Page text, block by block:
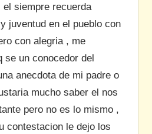
siempre recuerda
juventud en el pueblo con
con alegria , me
se un conocedor del
anecdota de mi padre o
mucho saber el nos
pero no es lo mismo ,
contestacion le dejo los